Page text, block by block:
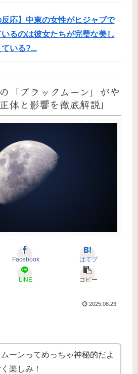
反応】中東の女性がヒジャブで
いるのは彼女たちが完璧な美し
いる?...
「ブラックムーン」がや
体と影響を徹底解説」
Facebook はてブ
LINE コピー
2025.08.23
ーンってめっちゃ神秘的だよ
楽しみ！